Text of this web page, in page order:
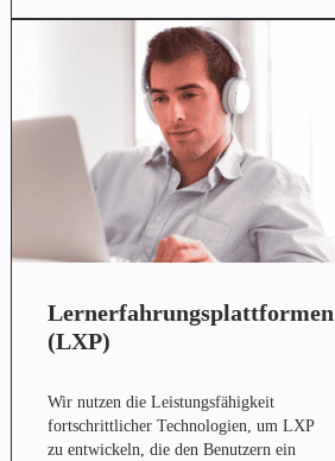
Lernerfahrungsplattformen
(LXP)
Wir nutzen die Leistungsfähigkeit
fortschrittlicher Technologien, um LXP
zu entwickeln, die den Benutzern ein